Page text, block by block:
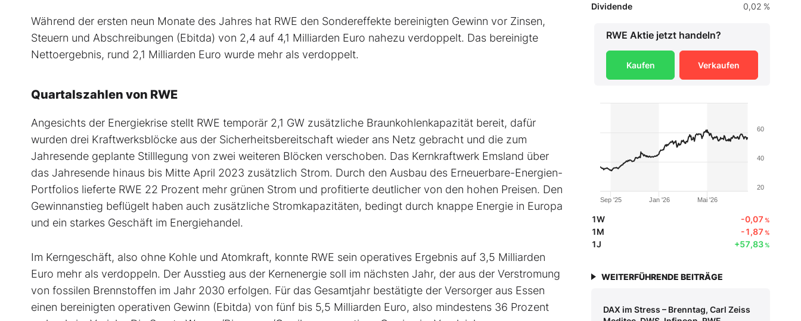
Während der ersten neun Monate des Jahres hat RWE den Sondereffekte bereinigten Gewinn vor Zinsen,
Steuern und Abschreibungen (Ebitda) von 2,4 auf 4,1 Milliarden Euro nahezu verdoppelt. Das bereinigte
Nettoergebnis, rund 2,1 Milliarden Euro wurde mehr als verdoppelt.
Quartalszahlen von RWE
Angesichts der Energiekrise stellt RWE temporär 2,1 GW zusätzliche Braunkohlenkapazität bereit, dafür
wurden drei Kraftwerksblöcke aus der Sicherheitsbereitschaft wieder ans Netz gebracht und die zum
Jahresende geplante Stilllegung von zwei weiteren Blöcken verschoben. Das Kernkraftwerk Emsland über
das Jahresende hinaus bis Mitte April 2023 zusätzlich Strom. Durch den Ausbau des Erneuerbare-Energien-
Portfolios lieferte RWE 22 Prozent mehr grünen Strom und profitierte deutlicher von den hohen Preisen. Den
Gewinnanstieg beflügelt haben auch zusätzliche Stromkapazitäten, bedingt durch knappe Energie in Europa
und ein starkes Geschäft im Energiehandel.
Im Kerngeschäft, also ohne Kohle und Atomkraft, konnte RWE sein operatives Ergebnis auf 3,5 Milliarden
Euro mehr als verdoppeln. Der Ausstieg aus der Kernenergie soll im nächsten Jahr, der aus der Verstromung
von fossilen Brennstoffen im Jahr 2030 erfolgen. Für das Gesamtjahr bestätigte der Versorger aus Essen
einen bereinigten operativen Gewinn (Ebitda) von fünf bis 5,5 Milliarden Euro, also mindestens 36 Prozent
Dividende
0,02 %
RWE Aktie jetzt handeln?
Kaufen Verkaufen
Jan '26
Sep '25 Mai '26
20
40
60
1W -0,07 %
1M -1,87 %
1J +57,83%
WEITERFÜHRENDE BEITRÄGE
DAX im Stress – Brenntag, Carl Zeiss